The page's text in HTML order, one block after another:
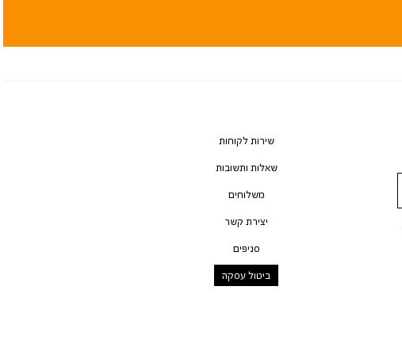
שירות לקוחות
שאלות ותשובות
משלוחים
יצירת קשר
סניפים
ביטול עסקה